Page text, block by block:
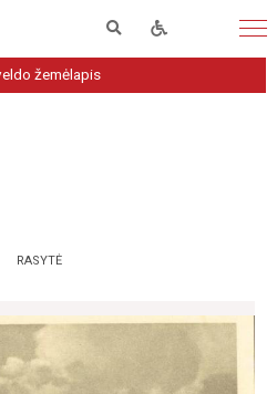
žemėlapis
RASYTĖ